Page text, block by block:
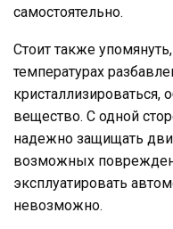
самостоятельно.
Стоит также
температурах
кристаллизироваться,
вещество. С одной
надежно защищать
возможных
эксплуатировать
невозможно.